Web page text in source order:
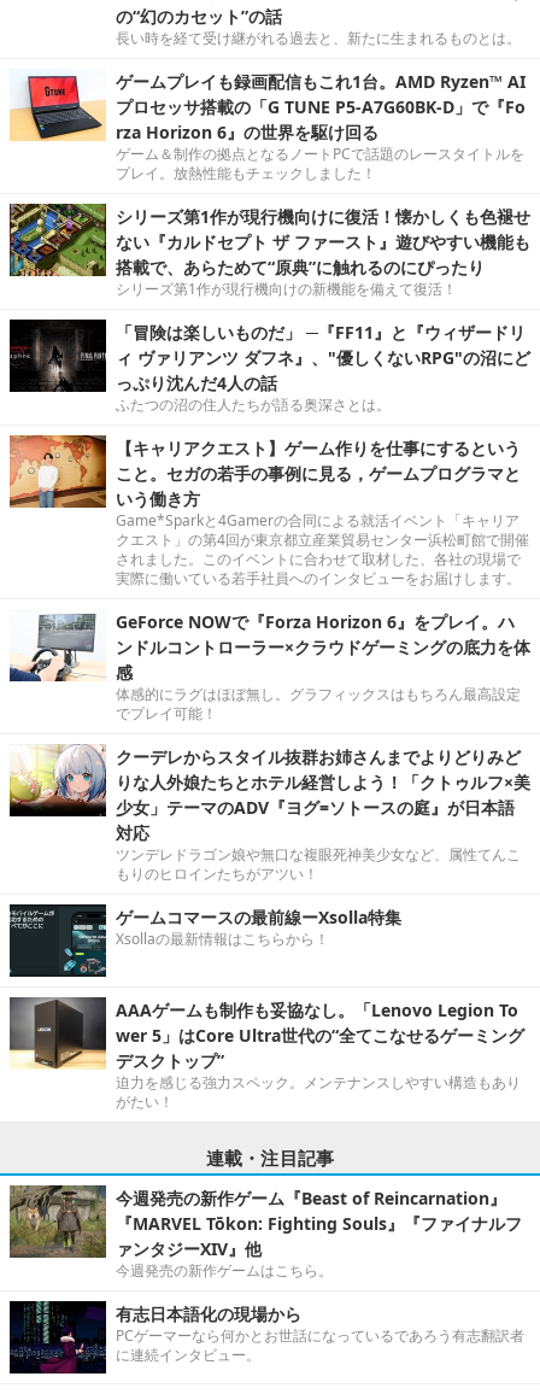
の“幻のカセット”の話
長い時を経て受け継がれる過去と、新たに生まれるものとは。
ゲームプレイも録画配信もこれ1台。AMD Ryzen™ AI
プロセッサ搭載の「G TUNE P5-A7G60BK-D」で『Fo
rza Horizon 6』の世界を駆け回る
ゲーム＆制作の拠点となるノートPCで話題のレースタイトルを
プレイ。放熱性能もチェックしました！
シリーズ第1作が現行機向けに復活！懐かしくも色褪せ
ない『カルドセプト ザ ファースト』遊びやすい機能も
搭載で、あらためて“原典”に触れるのにぴったり
シリーズ第1作が現行機向けの新機能を備えて復活！
「冒険は楽しいものだ」 ─『FF11』と『ウィザードリ
ィ ヴァリアンツ ダフネ』、"優しくないRPG"の沼にど
っぷり沈んだ4人の話
ふたつの沼の住人たちが語る奥深さとは。
【キャリアクエスト】ゲーム作りを仕事にするという
こと。セガの若手の事例に見る，ゲームプログラマと
いう働き方
Game*Sparkと4Gamerの合同による就活イベント「キャリア
クエスト」の第4回が東京都立産業貿易センター浜松町館で開催
されました。このイベントに合わせて取材した、各社の現場で
実際に働いている若手社員へのインタビューをお届けします。
GeForce NOWで『Forza Horizon 6』をプレイ。ハ
ンドルコントローラー×クラウドゲーミングの底力を体
感
体感的にラグはほぼ無し。グラフィックスはもちろん最高設定
でプレイ可能！
クーデレからスタイル抜群お姉さんまでよりどりみど
りな人外娘たちとホテル経営しよう！「クトゥルフ×美
少女」テーマのADV『ヨグ=ソトースの庭』が日本語
対応
ツンデレドラゴン娘や無口な複眼死神美少女など、属性てんこ
もりのヒロインたちがアツい！
ゲームコマースの最前線ーXsolla特集
Xsollaの最新情報はこちらから！
AAAゲームも制作も妥協なし。「Lenovo Legion To
wer 5」はCore Ultra世代の“全てこなせるゲーミング
デスクトップ”
迫力を感じる強力スペック。メンテナンスしやすい構造もあり
がたい！
連載・注目記事
今週発売の新作ゲーム『Beast of Reincarnation』
『MARVEL Tōkon: Fighting Souls』『ファイナルフ
ァンタジーXIV』他
今週発売の新作ゲームはこちら。
有志日本語化の現場から
PCゲーマーなら何かとお世話になっているであろう有志翻訳者
に連続インタビュー。